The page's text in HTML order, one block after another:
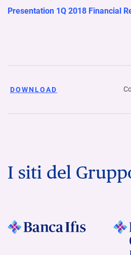
Presentation 1Q 2018 Financial
DOWNLOAD
I siti del